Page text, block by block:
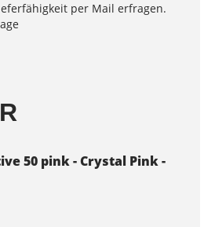
per Mail erfragen.
50 pink - Crystal Pink -